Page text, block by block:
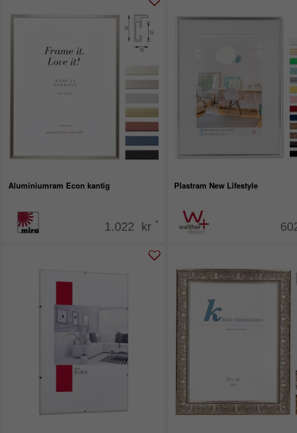
Aluminiumram Econ kantig
1.022 kr *
Plastram New Lifestyle